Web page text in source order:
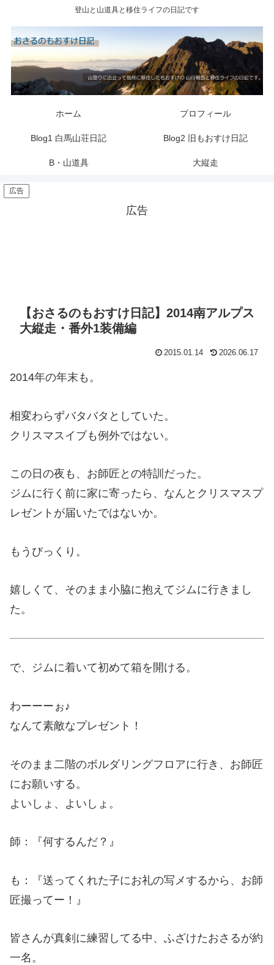
登山と山道具と移住ライフの日記です
ホーム プロフィール
Blog1 白馬山荘日記 Blog2 旧もおすけ日記
B・山道具 大縦走
広告
広告
【おさるのもおすけ日記】2014南アルプス
大縦走・番外1装備編
2015.01.14 2026.06.17
2014年の年末も。
相変わらずバタバタとしていた。
クリスマスイブも例外ではない。
この日の夜も、お師匠との特訓だった。
ジムに行く前に家に寄ったら、なんとクリスマスプ
レゼントが届いたではないか。
もうびっくり。
嬉しくて、そのまま小脇に抱えてジムに行きまし
た。
で、ジムに着いて初めて箱を開ける。
わーーーぉ♪
なんて素敵なプレゼント！
そのまま二階のボルダリングフロアに行き、お師匠
にお願いする。
よいしょ、よいしょ。
師：『何するんだ？』
も：『送ってくれた子にお礼の写メするから、お師
匠撮ってー！』
皆さんが真剣に練習してる中、ふざけたおさるが約
一名。